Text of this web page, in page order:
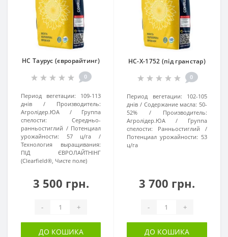
НС Таурус (єврорайтинг)
0
Период вегетации:
109-113
днів
Производитель:
Агролідер.ЮА
Группа
спелости:
Середньо-
ранньостиглий
Потенциал
урожайности:
57 ц/га
Технология выращивания:
ПІД ЄВРОЛАЙТНІНГ
(Clearfield®, Чисте поле)
3 500 грн.
- +
ДО КОШИКА
НС-Х-1752 (під гранстар)
0
Период вегетации:
102-105
днів
Содержание масла: 50-
52%
Производитель:
Агролідер.ЮА
Группа
спелости:
Ранньостиглий
Потенциал урожайности: 53
ц/га
3 700 грн.
- +
ДО КОШИКА